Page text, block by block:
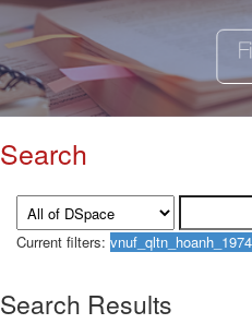
Search
Current filters:
Search Results